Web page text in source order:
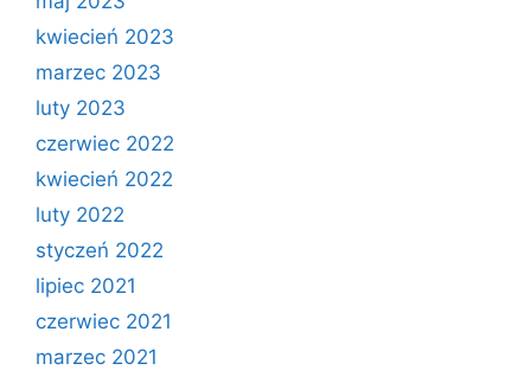
kwiecień 2023
marzec 2023
luty 2023
czerwiec 2022
kwiecień 2022
luty 2022
styczeń 2022
lipiec 2021
czerwiec 2021
marzec 2021